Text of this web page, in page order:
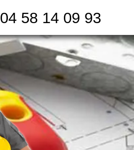
04 58 14 09 93